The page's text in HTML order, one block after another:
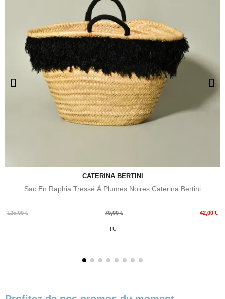
CATERINA BERTINI
Sac En Raphia Tressé À Plumes Noires Caterina Bertini
125,00 €
Prix
70,00 € 42,00 €
Prix
TU